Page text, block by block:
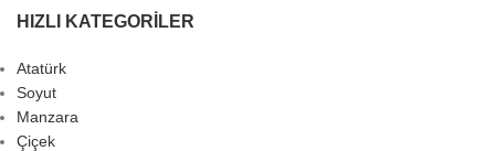
HIZLI KATEGORILER
Atatürk
Soyut
Manzara
Çiçek